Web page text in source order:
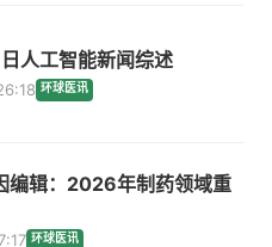
人工智能新闻综述
环球医讯
编辑：2026年制药领域重
环球医讯